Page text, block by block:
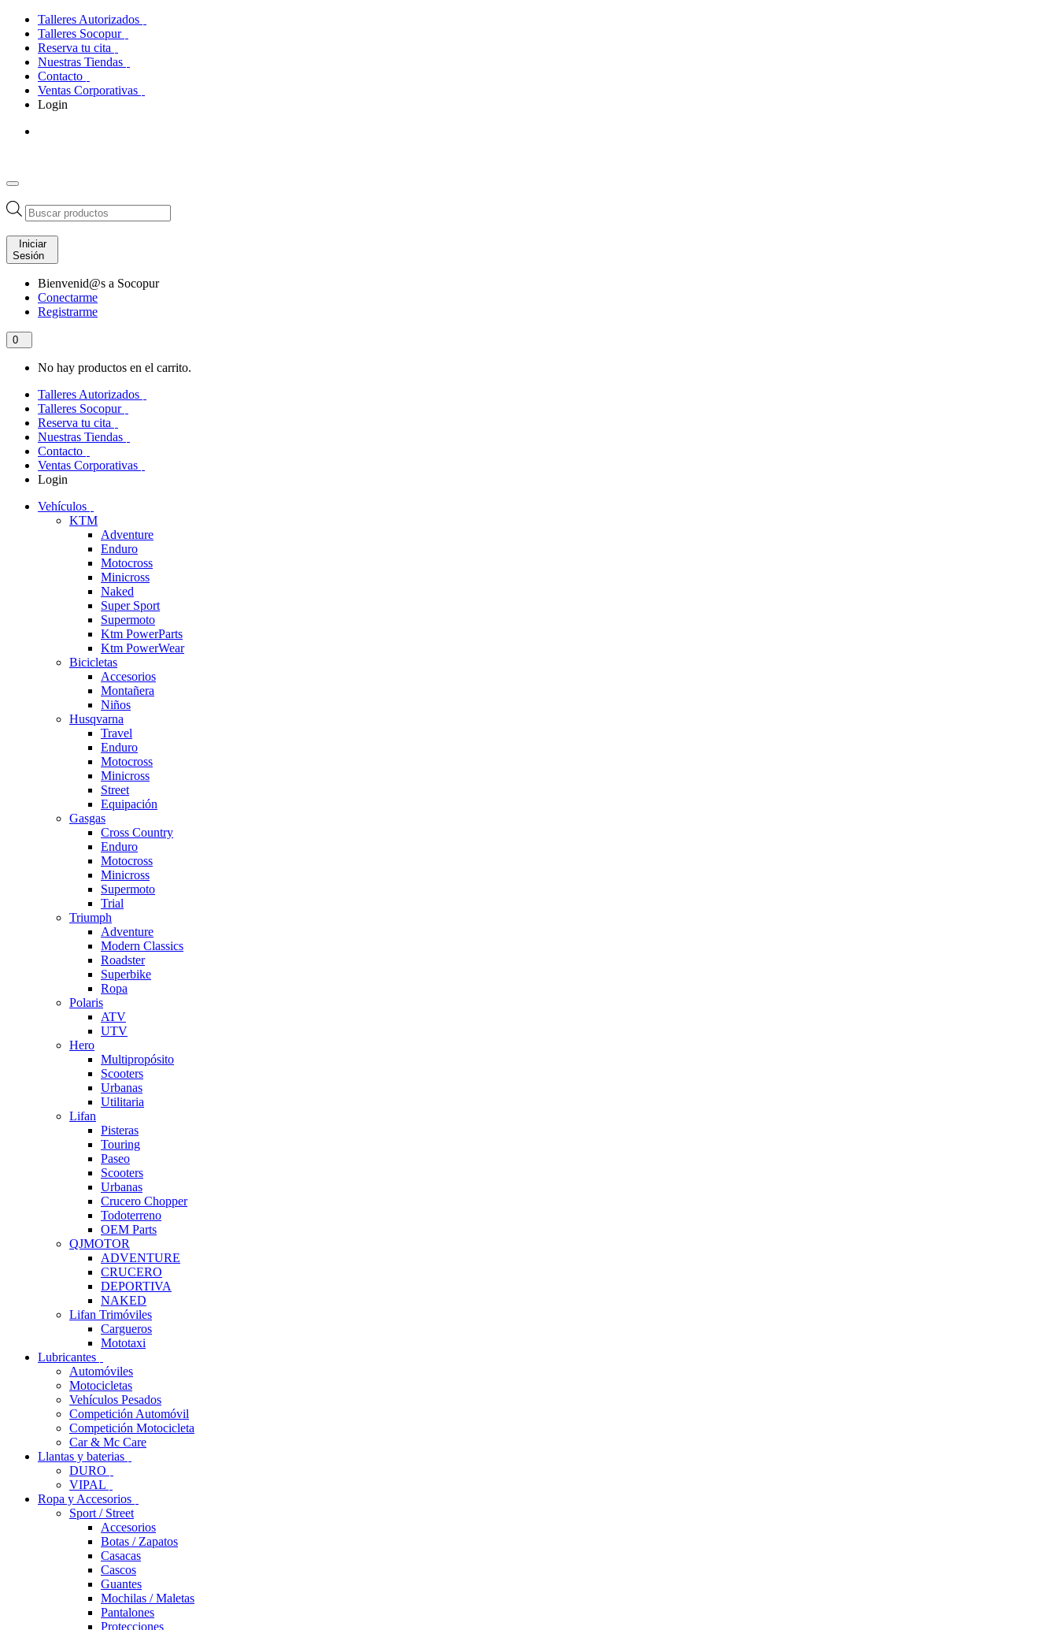
Talleres Autorizados
Talleres Socopur
Reserva tu cita
Nuestras Tiendas
Contacto
Ventas Corporativas
Login
Búsqueda
de
productos
Iniciar
Sesión
Bienvenid@s a Socopur
Conectarme
Registrarme
0
No hay productos en el carrito.
Talleres Autorizados
Talleres Socopur
Reserva tu cita
Nuestras Tiendas
Contacto
Ventas Corporativas
Login
Vehículos
KTM
Adventure
Enduro
Motocross
Minicross
Naked
Super Sport
Supermoto
Ktm PowerParts
Ktm PowerWear
Bicicletas
Accesorios
Montañera
Niños
Husqvarna
Travel
Enduro
Motocross
Minicross
Street
Equipación
Gasgas
Cross Country
Enduro
Motocross
Minicross
Supermoto
Trial
Triumph
Adventure
Modern Classics
Roadster
Superbike
Ropa
Polaris
ATV
UTV
Hero
Multipropósito
Scooters
Urbanas
Utilitaria
Lifan
Pisteras
Touring
Paseo
Scooters
Urbanas
Crucero Chopper
Todoterreno
OEM Parts
QJMOTOR
ADVENTURE
CRUCERO
DEPORTIVA
NAKED
Lifan Trimóviles
Cargueros
Mototaxi
Lubricantes
Automóviles
Motocicletas
Vehículos Pesados
Competición Automóvil
Competición Motocicleta
Car & Mc Care
Llantas y baterias
DURO
VIPAL
Ropa y Accesorios
Sport / Street
Accesorios
Botas / Zapatos
Casacas
Cascos
Guantes
Mochilas / Maletas
Pantalones
Protecciones